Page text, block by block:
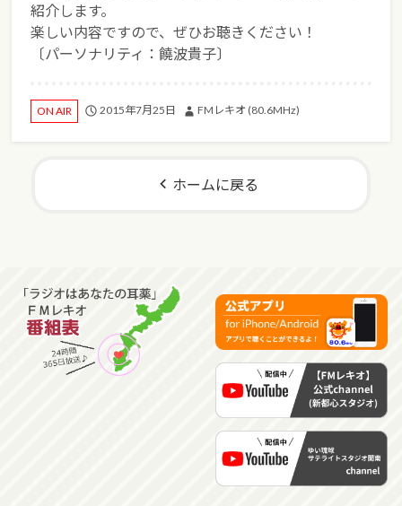
紹介します。
楽しい内容ですので、ぜひお聴きください！
〔パーソナリティ：饒波貴子〕
ON AIR 2015年7月25日 FMレキオ (80.6MHz)
ホームに戻る